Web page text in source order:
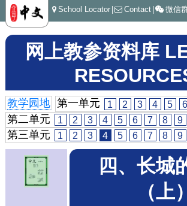
School Locator Contact 微信
网上教参资料库
教学园地 第一单元 1 2 3 4 5 6
第二单元 1 2 3 4 5 6 7 8 9
第三单元 1 2 3 4 5 6 7 8 9
四、长城
（上）